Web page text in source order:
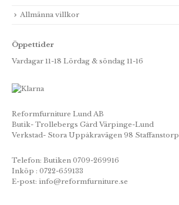
Allmänna villkor
Öppettider
Vardagar 11-18 Lördag & söndag 11-16
Reformfurniture Lund AB
Butik- Trollebergs Gård Värpinge-Lund
Verkstad- Stora Uppåkravägen 98 Staffanstorp
Telefon: Butiken 0709-269916
Inköp : 0722-659133
E-post: info@reformfurniture.se